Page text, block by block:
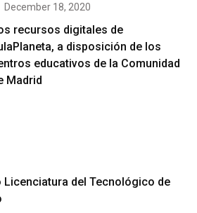
December 18, 2020
recursos digitales de
a disposición de los
educativos de la Comunidad
Madrid
Licenciatura del Tecnológico de